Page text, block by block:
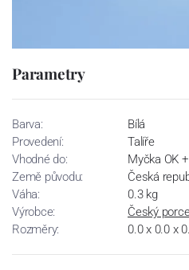
Parametry
Barva:
Bílá
Provedení:
Talíře
Vhodné do:
Myčka OK
Země původu:
Česká
Váha:
0.3 kg
Výrobce:
Český
Rozměry:
0.0 x 0.0 x